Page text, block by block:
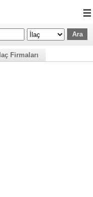
İlaç Firmaları